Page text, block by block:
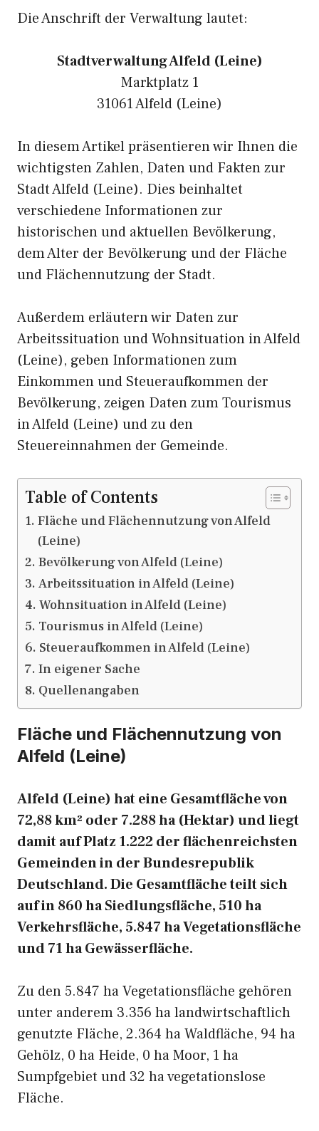
Die Anschrift der Verwaltung lautet:
Stadtverwaltung Alfeld (Leine)
Marktplatz 1
31061 Alfeld (Leine)
In diesem Artikel präsentieren wir Ihnen die
wichtigsten Zahlen, Daten und Fakten zur
Stadt Alfeld (Leine). Dies beinhaltet
verschiedene Informationen zur
historischen und aktuellen Bevölkerung,
dem Alter der Bevölkerung und der Fläche
und Flächennutzung der Stadt.
Außerdem erläutern wir Daten zur
Arbeitssituation und Wohnsituation in Alfeld
(Leine), geben Informationen zum
Einkommen und Steueraufkommen der
Bevölkerung, zeigen Daten zum Tourismus
in Alfeld (Leine) und zu den
Steuereinnahmen der Gemeinde.
Table of Contents
Fläche und Flächennutzung von Alfeld
(Leine)
Bevölkerung von Alfeld (Leine)
Arbeitssituation in Alfeld (Leine)
Wohnsituation in Alfeld (Leine)
Tourismus in Alfeld (Leine)
Steueraufkommen in Alfeld (Leine)
In eigener Sache
Quellenangaben
Fläche und Flächennutzung von
Alfeld (Leine)
Alfeld (Leine) hat eine Gesamtfläche von
72,88 km² oder 7.288 ha (Hektar) und liegt
damit auf Platz 1.222 der flächenreichsten
Gemeinden in der Bundesrepublik
Deutschland. Die Gesamtfläche teilt sich
auf in 860 ha Siedlungsfläche, 510 ha
Verkehrsfläche, 5.847 ha Vegetationsfläche
und 71 ha Gewässerfläche.
Zu den 5.847 ha Vegetationsfläche gehören
unter anderem 3.356 ha landwirtschaftlich
genutzte Fläche, 2.364 ha Waldfläche, 94 ha
Gehölz, 0 ha Heide, 0 ha Moor, 1 ha
Sumpfgebiet und 32 ha vegetationslose
Fläche.